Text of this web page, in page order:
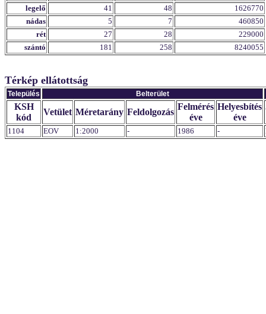
legelő
41 48
1626770
nádas
5 7
460850
rét
27 28
229000
szántó
181 258 8240055
Térkép ellátottság
Település Belterület
KSH
kód
Vetület Méretarány Feldolgozás
Felmérés
éve
Helyesbítés
éve
1104 EOV 1:2000 - 1986 -